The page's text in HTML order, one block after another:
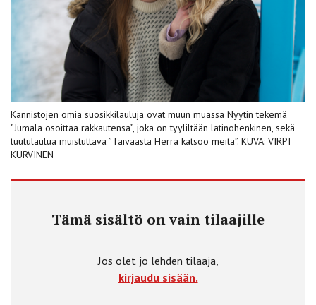
Kannistojen omia suosikkilauluja ovat muun muassa Nyytin tekemä
”Jumala osoittaa rakkautensa”, joka on tyyliltään latinohenkinen, sekä
tuutulaulua muistuttava ”Taivaasta Herra katsoo meitä”. KUVA: VIRPI
KURVINEN
Tämä sisältö on vain tilaajille
Jos olet jo lehden tilaaja,
kirjaudu sisään.